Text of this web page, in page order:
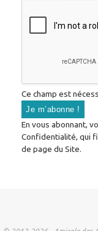
Ce champ est
En vous abonnant,
Confidentialité, qui
de page du Site.